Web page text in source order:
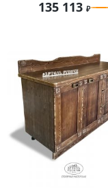
135 113